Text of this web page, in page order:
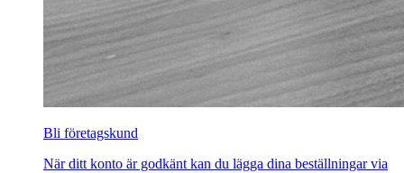
Bli företagskund
När ditt konto är godkänt kan du lägga dina beställningar via